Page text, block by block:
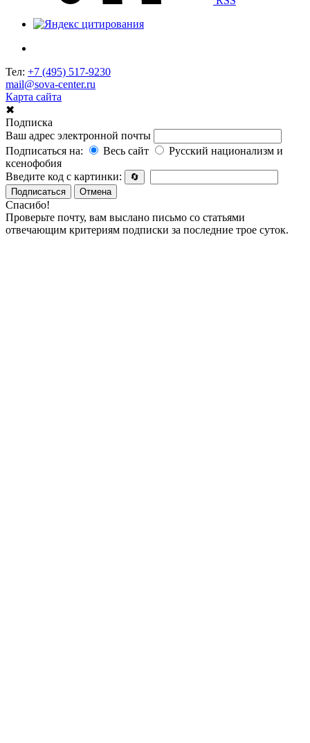
Тел: +7 (495) 517-9230
mail@sova-center.ru
Карта сайта
✖
Подписка
Ваш адрес электронной почты
Подписаться на:
Весь сайт
Русский национализм и
ксенофобия
Введите код с картинки:
🔄
Подписаться
Отмена
Спасибо!
Проверьте почту, вам выслано письмо со статьями
отвечающим критериям подписки за последние трое суток.